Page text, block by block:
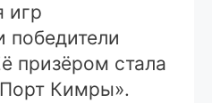
игр
победители
призёром стала
Кимры».